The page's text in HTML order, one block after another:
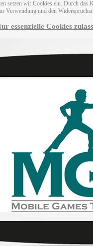
setzen wir Cookies ein. Durch
Verwendung und den
essenzielle Cookies